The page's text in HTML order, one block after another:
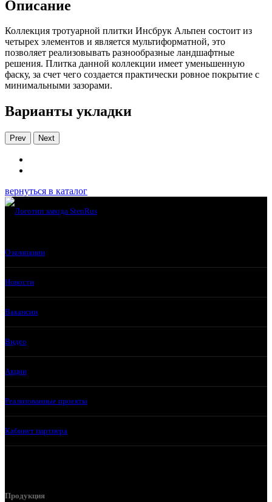
Описание
Коллекция тротуарной плитки Инсбрук Альпен состоит из
четырех элементов и является мультиформатной, это
позволяет реализовывать разнообразные ландшафтные
решения. Плитка данной коллекции имеет уменьшенную
фаску, за счет чего создается практически ровное покрытие с
минимальными зазорами.
Варианты укладки
Prev Next
вернуться в каталог
О компании
Новости
Вакансии
Видео
Акции
Реализованные проекты
Кабинет партнера
Продукция